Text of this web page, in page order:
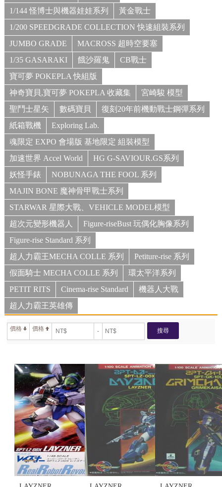
1/144 怪博士與機器娃娃系列
黃金戰士
1/200 SPEEDGRADE COLLECTION 快速組裝系列
JUMBO GRADE
MACROSS 超時空要塞
1/35 GASARAKI
餓沙羅鬼
CB戰士
寶可夢 POKEPLA 快組版
神奇寶貝,寶可夢 POKEPLA 收藏集
宮崎駿 模型
聖鬥士星矢
數碼寶貝
復刻20年前機動戰士鋼彈系列
紙箱戰機
Exploring Lab.
魂限定 EXPO 會場版 基地限定 組裝模型
加速世界 Accel World
HG G-SAVIOUR.GS系列
妖怪手錶
NOBUNAGA THE FOOL 系列
MAJIN BONE 魔神骨甲戰士系列
STARWAR 星際大戰、VEHICLE MODEL模型
超次元變形機器人
Figure-riseBust 玩偶化胸像系列
Figure-rise Standard 系列
超人力霸王MECHA COLLE 系列
Petiture-rise 系列
假面騎士 MECHA COLLE 系列
環太平洋系列
PETIT RITS
Cinema-rise Standard
機器人大戰
超人力霸王英雄傳
價格 價格 - 搜尋